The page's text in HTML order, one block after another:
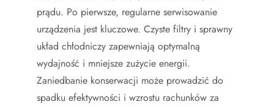
prądu. Po pierwsze, regularne serwisowanie
urządzenia jest kluczowe. Czyste filtry i sprawny
układ chłodniczy zapewniają optymalną
wydajność i mniejsze zużycie energii.
Zaniedbanie konserwacji może prowadzić do
spadku efektywności i wzrostu rachunków za